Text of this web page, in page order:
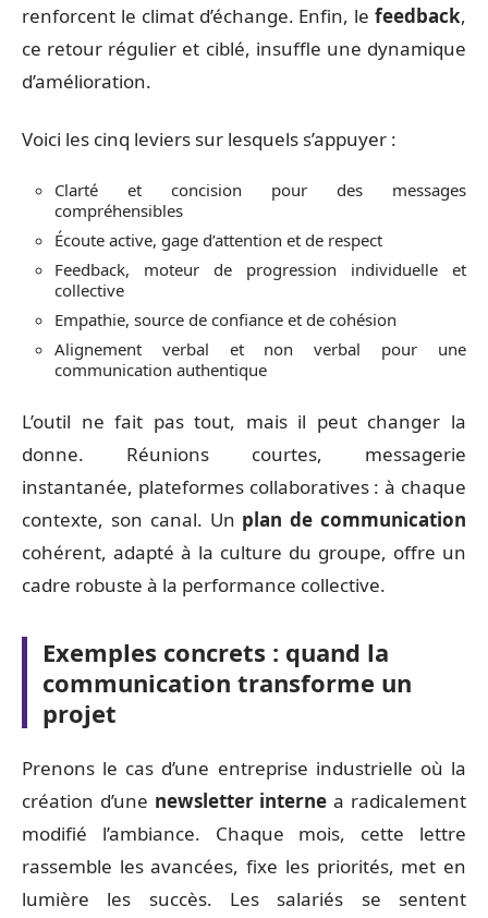
renforcent le climat d’échange. Enfin, le feedback,
ce retour régulier et ciblé, insuffle une dynamique
d’amélioration.
Voici les cinq leviers sur lesquels s’appuyer :
Clarté et concision pour des messages
compréhensibles
Écoute active, gage d’attention et de respect
Feedback, moteur de progression individuelle et
collective
Empathie, source de confiance et de cohésion
Alignement verbal et non verbal pour une
communication authentique
L’outil ne fait pas tout, mais il peut changer la
donne. Réunions courtes, messagerie
instantanée, plateformes collaboratives : à chaque
contexte, son canal. Un plan de communication
cohérent, adapté à la culture du groupe, offre un
cadre robuste à la performance collective.
Exemples concrets : quand la
communication transforme un
projet
Prenons le cas d’une entreprise industrielle où la
création d’une newsletter interne a radicalement
modifié l’ambiance. Chaque mois, cette lettre
rassemble les avancées, fixe les priorités, met en
lumière les succès. Les salariés se sentent